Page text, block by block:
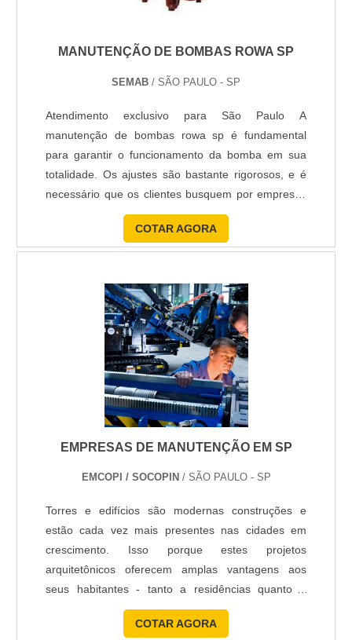
MANUTENÇÃO DE BOMBAS ROWA SP
SEMAB / SÃO PAULO - SP
Atendimento exclusivo para São Paulo A
manutenção de bombas rowa sp é fundamental
para garantir o funcionamento da bomba em sua
totalidade. Os ajustes são bastante rigorosos, e é
necessário que os clientes busquem por empresas
capacitadas para realizar os procedimentos. Isso
porque as bombas são equipamentos delicados, e
qualquer descumprimento de normas pode reduzir
podendo causar vazamentos, falta d....
COTAR AGORA
EMPRESAS DE MANUTENÇÃO EM SP
EMCOPI / SOCOPIN / SÃO PAULO - SP
Torres e edifícios são modernas construções e
estão cada vez mais presentes nas cidades em
crescimento. Isso porque estes projetos
arquitetônicos oferecem amplas vantagens aos
seus habitantes - tanto a residências quanto a
empresas. Entretanto, embora extremamente
funcionais e de grande colaboração, essas
COTAR AGORA